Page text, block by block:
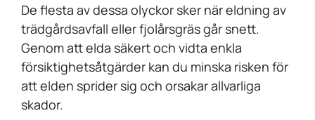
De flesta av dessa olyckor sker när eldning av
trädgårdsavfall eller fjolårsgräs går snett.
Genom att elda säkert och vidta enkla
försiktighetsåtgärder kan du minska risken för
att elden sprider sig och orsakar allvarliga
skador.